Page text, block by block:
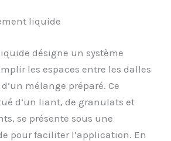
liquide
désigne un système
les espaces entre les dalles
mélange préparé. Ce
d’un liant, de granulats et
se présente sous une
pour faciliter l’application. En